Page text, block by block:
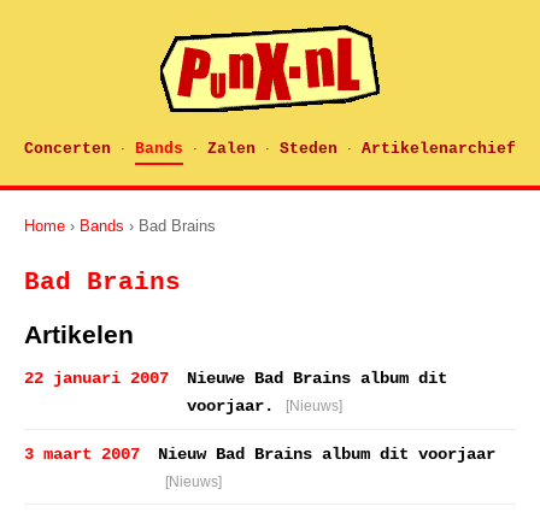
Concerten · Bands · Zalen · Steden · Artikelenarchief
Home › Bands › Bad Brains
Bad Brains
Artikelen
22 januari 2007
Nieuwe Bad Brains album dit
voorjaar.
[Nieuws]
3 maart 2007 Nieuw Bad Brains album dit voorjaar
[Nieuws]